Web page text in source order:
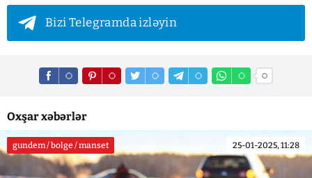
Bizi Telegramda izləyin
Oxşar xəbərlər
gundem / bolge / manset 25-01-2025, 11:28